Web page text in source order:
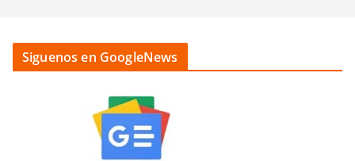
Siguenos en GoogleNews